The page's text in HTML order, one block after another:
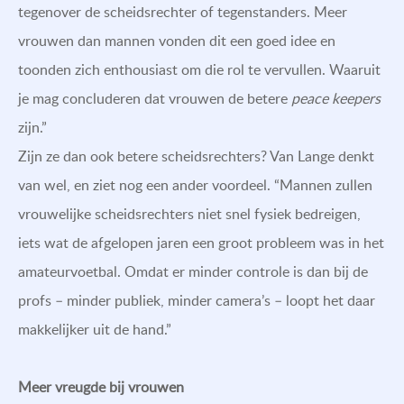
tegenover de scheidsrechter of tegenstanders. Meer
vrouwen dan mannen vonden dit een goed idee en
toonden zich enthousiast om die rol te vervullen. Waaruit
je mag concluderen dat vrouwen de betere peace keepers
zijn.”
Zijn ze dan ook betere scheidsrechters? Van Lange denkt
van wel, en ziet nog een ander voordeel. “Mannen zullen
vrouwelijke scheidsrechters niet snel fysiek bedreigen,
iets wat de afgelopen jaren een groot probleem was in het
amateurvoetbal. Omdat er minder controle is dan bij de
profs – minder publiek, minder camera’s – loopt het daar
makkelijker uit de hand.”
Meer vreugde bij vrouwen